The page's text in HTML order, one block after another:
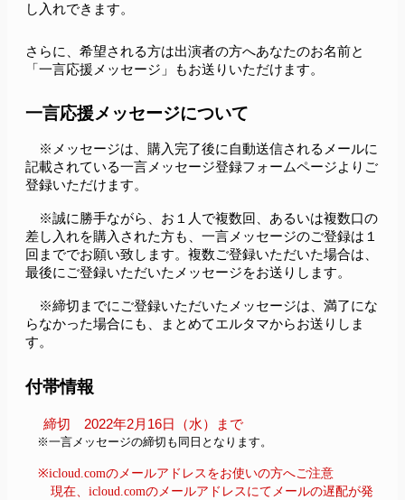
し入れできます。
さらに、希望される方は出演者の方へあなたのお名前と
「一言応援メッセージ」もお送りいただけます。
一言応援メッセージについて
※メッセージは、購入完了後に自動送信されるメールに
記載されている一言メッセージ登録フォームページよりご
登録いただけます。
※誠に勝手ながら、お１人で複数回、あるいは複数口の
差し入れを購入された方も、一言メッセージのご登録は１
回まででお願い致します。複数ご登録いただいた場合は、
最後にご登録いただいたメッセージをお送りします。
※締切までにご登録いただいたメッセージは、満了にな
らなかった場合にも、まとめてエルタマからお送りしま
す。
付帯情報
締切　2022年2月16日（水）まで
※一言メッセージの締切も同日となります。
※icloud.comのメールアドレスをお使いの方へご注意
現在、icloud.comのメールアドレスにてメールの遅配が発